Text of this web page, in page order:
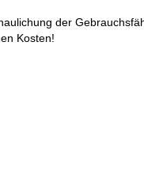
der
Kosten!